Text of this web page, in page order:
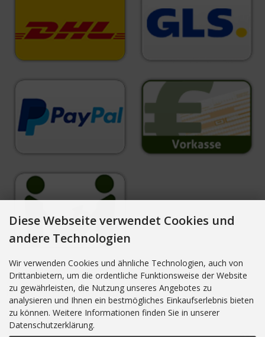
NEWSLETTER-ANMELDUNG
E-Mail-Adresse:
Diese Webseite verwendet Cookies und
andere Technologien
Wir verwenden Cookies und ähnliche Technologien, auch von
Drittanbietern, um die ordentliche Funktionsweise der Website
zu gewährleisten, die Nutzung unseres Angebotes zu
analysieren und Ihnen ein bestmögliches Einkaufserlebnis bieten
zu können. Weitere Informationen finden Sie in unserer
Datenschutzerklärung.